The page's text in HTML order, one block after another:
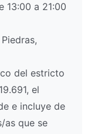
13:00 a 21:00
del estricto
el
e incluye de
as que se